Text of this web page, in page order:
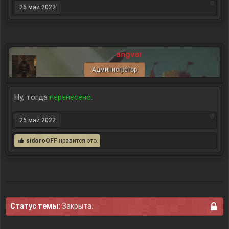
26 май 2022
angvar
Администратор
Ну, тогда перенесено
26 май 2022
sidoroOFF нравится это.
Статус темы: Закрыта.